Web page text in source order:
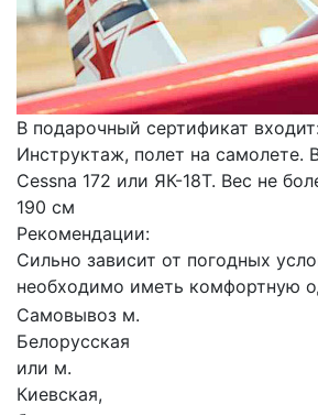
В подарочный сертификат
Инструктаж, полет на самолете.
Cessna 172 или ЯК-18Т. Вес не
190 см
Рекомендации:
Сильно зависит от погодных
необходимо иметь комфортную
Самовывоз м.
Белорусская
или м.
Киевская,